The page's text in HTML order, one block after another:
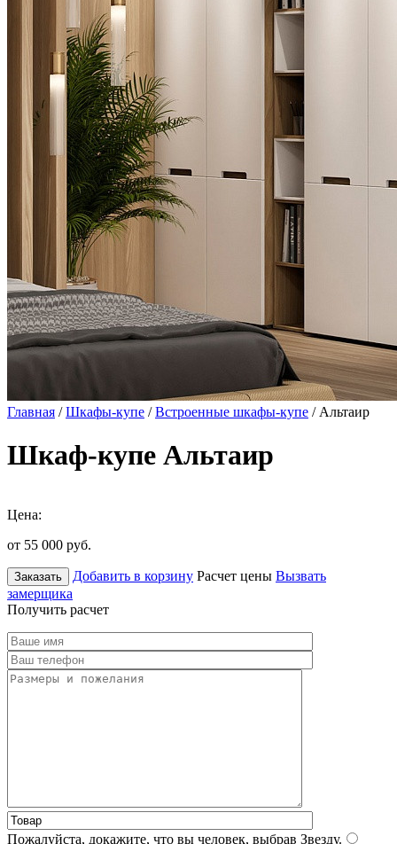
Главная /Шкафы-купе /Встроенные шкафы-купе / Альтаир
Шкаф-купе Альтаир
Цена:
от 55 000 руб.
Заказать Добавить в корзину Расчет цены Вызвать
замерщика
Получить расчет
Пожалуйста, докажите, что вы человек, выбрав Звезду.